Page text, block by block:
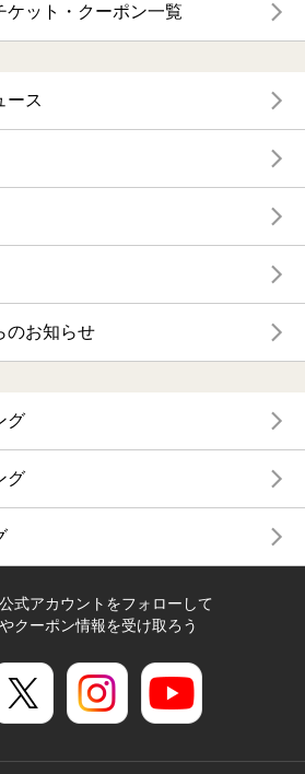
ケット・クーポン一覧
ース
のお知らせ
グ
グ
式アカウントをフォローして
クーポン情報を受け取ろう